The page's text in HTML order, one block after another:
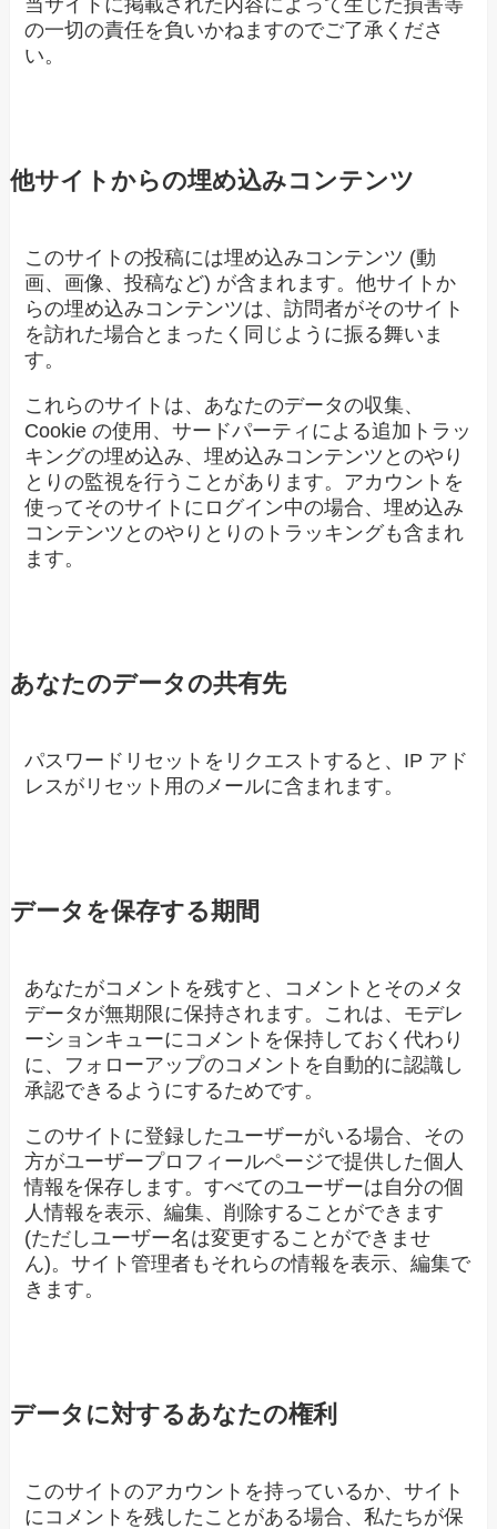
の一切の責任を負いかねますのでご了承くださ
い。
他サイトからの埋め込みコンテンツ
このサイトの投稿には埋め込みコンテンツ (動
画、画像、投稿など) が含まれます。他サイトか
らの埋め込みコンテンツは、訪問者がそのサイト
を訪れた場合とまったく同じように振る舞いま
す。
これらのサイトは、あなたのデータの収集、
Cookie の使用、サードパーティによる追加トラッ
キングの埋め込み、埋め込みコンテンツとのやり
とりの監視を行うことがあります。アカウントを
使ってそのサイトにログイン中の場合、埋め込み
コンテンツとのやりとりのトラッキングも含まれ
ます。
あなたのデータの共有先
パスワードリセットをリクエストすると、IP アド
レスがリセット用のメールに含まれます。
データを保存する期間
あなたがコメントを残すと、コメントとそのメタ
データが無期限に保持されます。これは、モデレ
ーションキューにコメントを保持しておく代わり
に、フォローアップのコメントを自動的に認識し
承認できるようにするためです。
このサイトに登録したユーザーがいる場合、その
方がユーザープロフィールページで提供した個人
情報を保存します。すべてのユーザーは自分の個
人情報を表示、編集、削除することができます
(ただしユーザー名は変更することができませ
ん)。サイト管理者もそれらの情報を表示、編集で
きます。
データに対するあなたの権利
このサイトのアカウントを持っているか、サイト
にコメントを残したことがある場合、私たちが保